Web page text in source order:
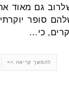
גם מאוד
סופר
כי…
להמשך קריאה >>